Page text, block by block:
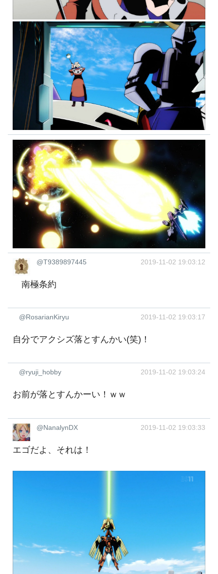
@T9389897445 2019-11-02 19:03:12
南極条約
@RosarianKiryu 2019-11-02 19:03:17
自分でアクシズ落とすんかい(笑)！
@ryuji_hobby 2019-11-02 19:03:24
お前が落とすんかーい！ｗｗ
@NanalynDX 2019-11-02 19:03:33
エゴだよ、それは！